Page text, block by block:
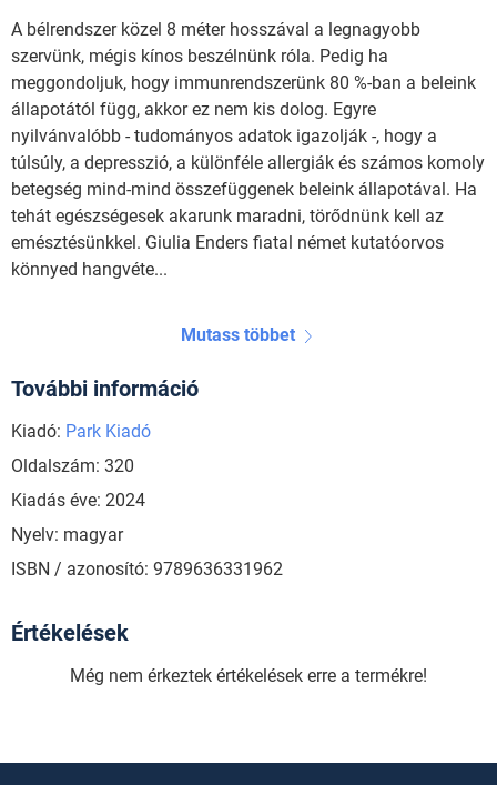
A bélrendszer közel 8 méter hosszával a legnagyobb
szervünk, mégis kínos beszélnünk róla. Pedig ha
meggondoljuk, hogy immunrendszerünk 80 %-ban a beleink
állapotától függ, akkor ez nem kis dolog. Egyre
nyilvánvalóbb - tudományos adatok igazolják -, hogy a
túlsúly, a depresszió, a különféle allergiák és számos komoly
betegség mind-mind összefüggenek beleink állapotával. Ha
tehát egészségesek akarunk maradni, törődnünk kell az
emésztésünkkel. Giulia Enders fiatal német kutatóorvos
könnyed hangvéte...
Mutass többet
További információ
Kiadó: Park Kiadó
Oldalszám: 320
Kiadás éve: 2024
Nyelv: magyar
ISBN / azonosító: 9789636331962
Értékelések
Még nem érkeztek értékelések erre a termékre!